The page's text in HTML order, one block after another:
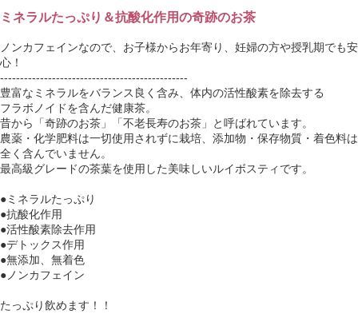
ミネラルたっぷり＆抗酸化作用の奇跡のお茶
ノンカフェインなので、お子様からお年寄り、妊婦の方や授乳期でも安
心！
-----------------------------------------------
豊富なミネラルをバランス良く含み、体内の活性酸素を除去する
フラボノイドを含んだ健康茶。
昔から「奇跡のお茶」「不老長寿のお茶」と呼ばれています。
農薬・化学肥料は一切使用されずに栽培、添加物・保存物質・着色料は
全く含んでいません。
最高級グレードの茶葉を使用した美味しいルイボスティです。
●ミネラルたっぷり
●抗酸化作用
●活性酸素除去作用
●デトックス作用
●無添加、無着色
●ノンカフェイン
たっぷり飲めます！！